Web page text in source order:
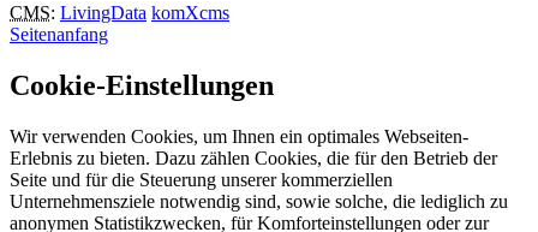
CMS: LivingData komXcms
Seitenanfang
Cookie-Einstellungen
Wir verwenden Cookies, um Ihnen ein optimales Webseiten-
Erlebnis zu bieten. Dazu zählen Cookies, die für den Betrieb der
Seite und für die Steuerung unserer kommerziellen
Unternehmensziele notwendig sind, sowie solche, die lediglich zu
anonymen Statistikzwecken, für Komforteinstellungen oder zur